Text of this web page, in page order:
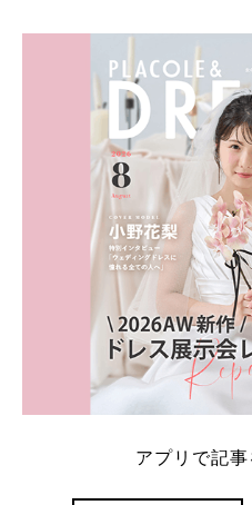
内容：特典金額
一番お得？」「プ
解決します。 ま
ング診断
アプリで記